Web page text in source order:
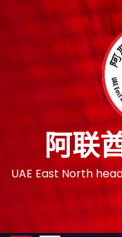
阿联
UAE East North